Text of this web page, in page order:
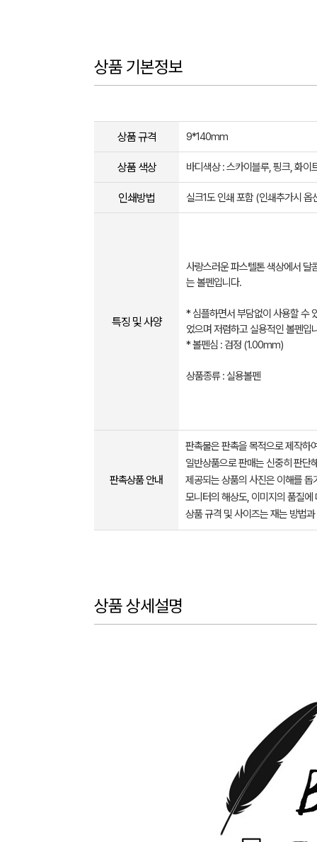
상품 기본정보
상품 규격 9*140mm
상품 색상 바디색상 : 스카이블루, 핑크, 화이
인쇄방법 실크1도 인쇄 포함 (인쇄추가시 옵
특징 및 사양
사랑스러운 파스텔톤 색상에서 달
는 볼펜입니다.
* 심플하면서 부담없이 사용할 수
었으며 저렴하고 실용적인 볼펜입
* 볼펜심 : 검정 (1.00mm)
상품종류 : 실용볼펜
판촉상품 안내
판촉물은 판촉을 목적으로 제작하
일반상품으로 판매는 신중히 판단
제공되는 상품의 사진은 이해를
모니터의 해상도, 이미지의 품질
상품 규격 및 사이즈는 재는 방법
상품 상세설명